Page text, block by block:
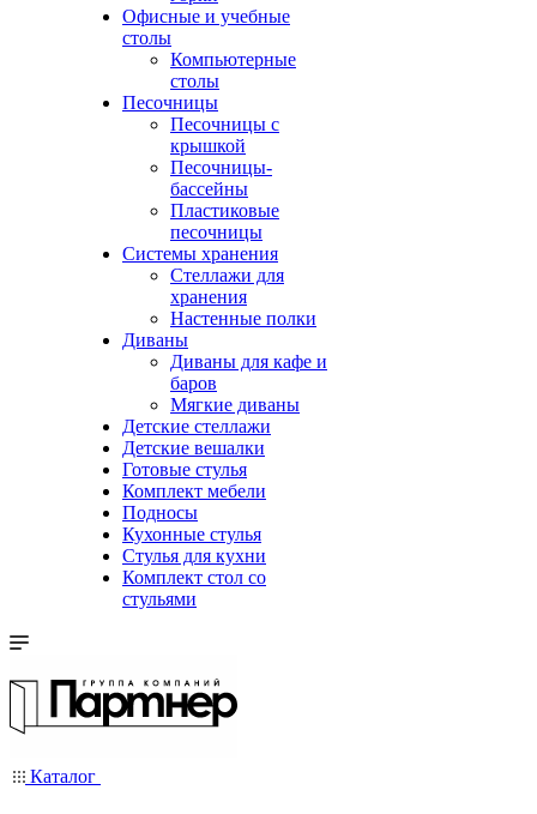
Офисные и учебные
столы
Компьютерные
столы
Песочницы
Песочницы с
крышкой
Песочницы-
бассейны
Пластиковые
песочницы
Системы хранения
Стеллажи для
хранения
Настенные полки
Диваны
Диваны для кафе и
баров
Мягкие диваны
Детские стеллажи
Детские вешалки
Готовые стулья
Комплект мебели
Подносы
Кухонные стулья
Стулья для кухни
Комплект стол со
стульями
Каталог